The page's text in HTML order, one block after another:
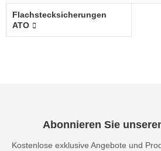
Flachstecksicherungen
ATO
Abonnieren Sie
Kostenlose exklusive Angebote und